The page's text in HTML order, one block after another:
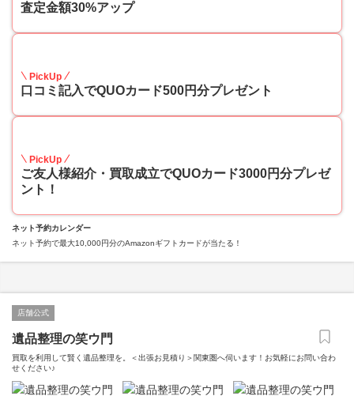
査定金額30%アップ
PickUp
口コミ記入でQUOカード500円分プレゼント
PickUp
ご友人様紹介・買取成立でQUOカード3000円分プレゼ
ント！
ネット予約カレンダー
ネット予約で最大10,000円分のAmazonギフトカードが当たる！
店舗公式
遺品整理の笑ウ門
買取を利用して賢く遺品整理を。＜出張お見積り＞関東圏へ伺います！お気軽にお問い合わ
せください♪